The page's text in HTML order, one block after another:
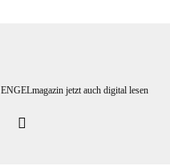
ENGELmagazin jetzt auch digital lesen